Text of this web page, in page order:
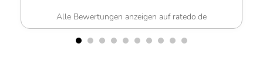
Alle Bewertungen anzeigen auf ratedo.de